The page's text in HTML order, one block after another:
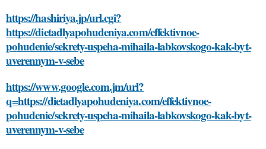
https://hashiriya.jp/url.cgi?
https://dietadlyapohudeniya.com/effektivnoe-
pohudenie/sekrety-uspeha-mihaila-labkovskogo-kak-byt-
uverennym-v-sebe
https://www.google.com.jm/url?
q=https://dietadlyapohudeniya.com/effektivnoe-
pohudenie/sekrety-uspeha-mihaila-labkovskogo-kak-byt-
uverennym-v-sebe